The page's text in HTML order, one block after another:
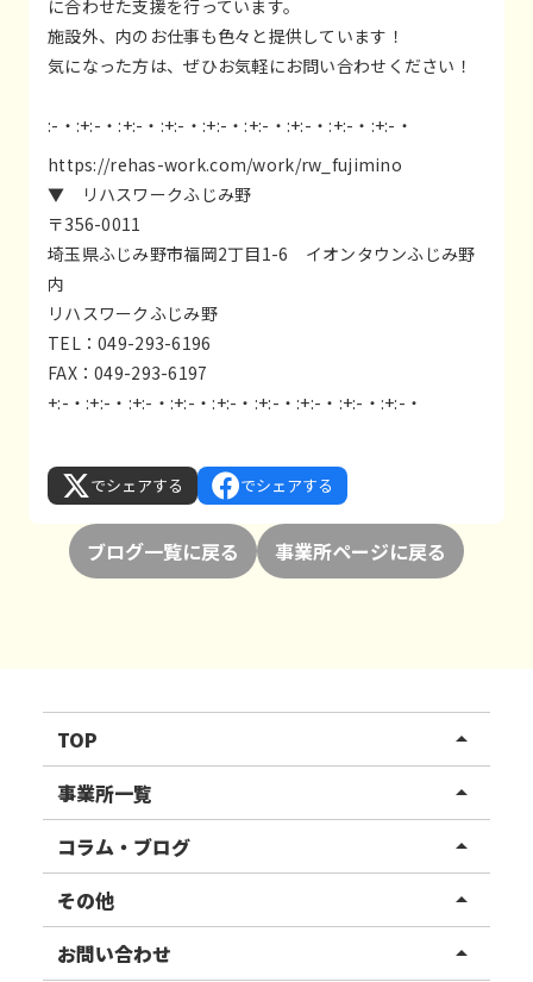
に合わせた支援を行っています。
施設外、内のお仕事も色々と提供しています！
気になった方は、ぜひお気軽にお問い合わせください！
:-・:+:-・:+:-・:+:-・:+:-・:+:-・:+:-・:+:-・:+:-・
https://rehas-work.com/work/rw_fujimino
▼ リハスワークふじみ野
〒356-0011
埼玉県ふじみ野市福岡2丁目1-6 イオンタウンふじみ野
内
リハスワークふじみ野
TEL：049-293-6196
FAX：049-293-6197
+:-・:+:-・:+:-・:+:-・:+:-・:+:-・:+:-・:+:-・:+:-・
でシェアする でシェアする
ブログ一覧に戻る 事業所ページに戻る
TOP arrow_drop_up
リハスワーク
リハスファーム
事業所一覧 arrow_drop_up
関東エリア
東北エリア
甲信越エリア
コラム・ブログ arrow_drop_up
事業所ブログ
ご利用者様の声
その他 arrow_drop_up
お知らせ
お問い合わせ arrow_drop_up